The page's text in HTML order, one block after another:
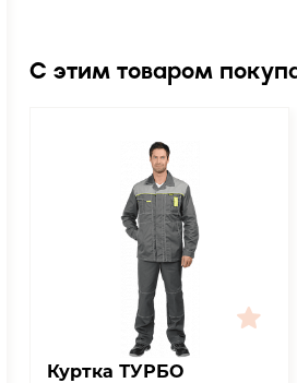
С этим товаром
Куртка ТУРБО